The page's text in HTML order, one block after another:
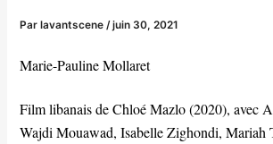
Parlavantscene /juin 30, 2021
Marie-Pauline Mollaret
Film libanais de Chloé Mazlo (2020), avec
Wajdi Mouawad, Isabelle Zighondi, Mariah